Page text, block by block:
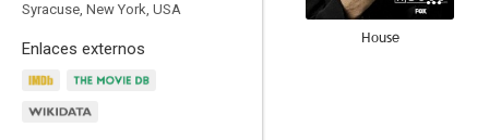
Syracuse, New York, USA
Enlaces externos
House